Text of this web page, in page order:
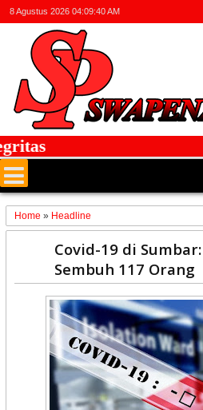
8 Agustus 2026 04:09:41 AM
Home » Headline
Covid-19 di
Sembuh 117 Orang